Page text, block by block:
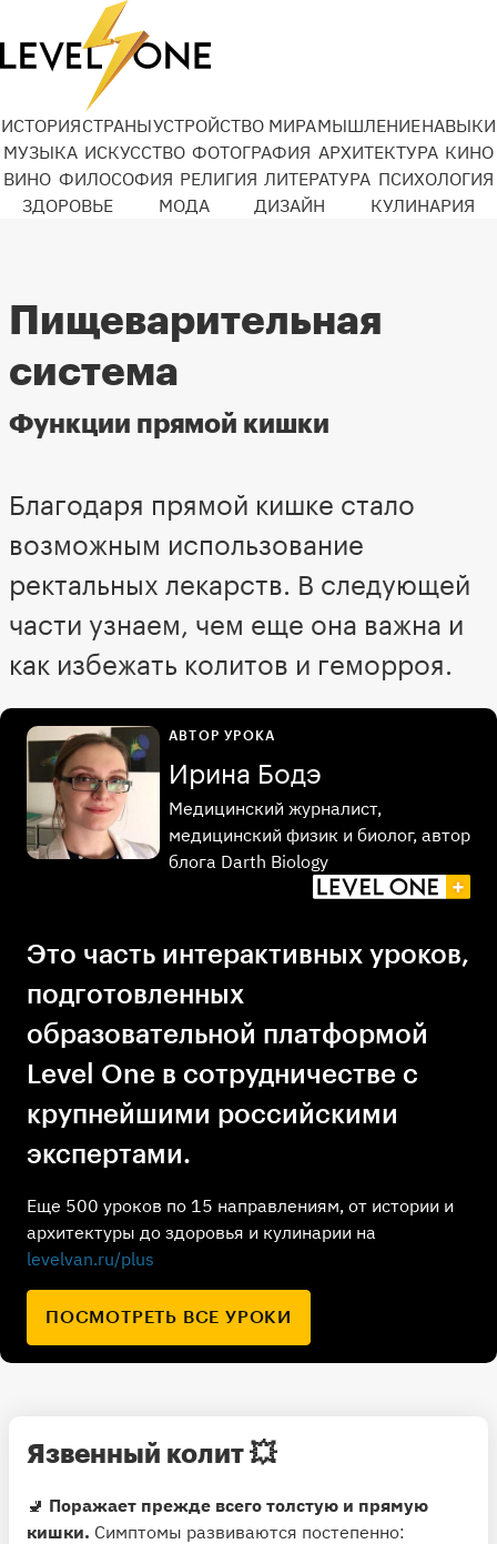
ИСТОРИЯСТРАНЫУСТРОЙСТВО МИРАМЫШЛЕНИЕНАВЫКИ
МУЗЫКА ИСКУССТВО ФОТОГРАФИЯ АРХИТЕКТУРА КИНО
ВИНО ФИЛОСОФИЯ РЕЛИГИЯ ЛИТЕРАТУРА ПСИХОЛОГИЯ
ЗДОРОВЬЕ
МОДА ДИЗАЙН КУЛИНАРИЯ
Пищеварительная
система
Функции прямой кишки
Благодаря прямой кишке стало
возможным использование
ректальных лекарств. В следующей
части узнаем, чем еще она важна и
как избежать колитов и геморроя.
Это часть интерактивных уроков,
подготовленных
образовательной платформой
Level One в сотрудничестве с
крупнейшими российскими
экспертами.
Еще 500 уроков по 15 направлениям, от истории и
архитектуры до здоровья и кулинарии на
levelvan.ru/plus
ПОСМОТРЕТЬ ВСЕ УРОКИ
АВТОР УРОКА
Ирина Бодэ
Медицинский журналист,
медицинский физик и биолог, автор
блога Darth Biology
Язвенный колит 💥
🚽 Поражает прежде всего толстую и прямую
кишки. Симптомы развиваются постепенно: